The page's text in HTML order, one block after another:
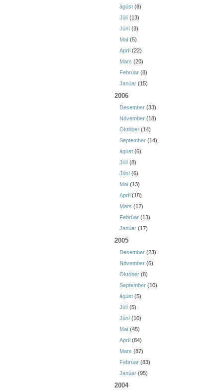
ágúst (8)
Júlí (13)
Júní (3)
Maí (5)
Apríl (22)
Mars (20)
Febrúar (8)
Janúar (15)
2006
Desember (33)
Nóvember (18)
Október (14)
September (14)
ágúst (6)
Júlí (8)
Júní (6)
Maí (13)
Apríl (18)
Mars (12)
Febrúar (13)
Janúar (17)
2005
Desember (23)
Nóvember (6)
Október (8)
September (10)
ágúst (5)
Júlí (5)
Júní (10)
Maí (45)
Apríl (84)
Mars (87)
Febrúar (83)
Janúar (95)
2004